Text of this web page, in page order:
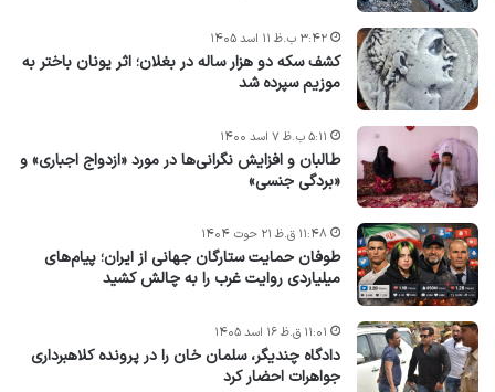
کشف سکه دو هزار ساله در بغلان؛ اثر یونان باختر به
موزیم سپرده شد
۳:۴۲ ب.ظ ۱۱ اسد ۱۴۰۵
طالبان و افزایش نگرانی‌ها در مورد «ازدواج اجباری» و
«بردگی جنسی»
۵:۱۱ ب.ظ ۷ اسد ۱۴۰۰
طوفان حمایت ستارگان جهانی از ایران؛ پیام‌های
میلیاردی روایت غرب را به چالش کشید
۱۱:۴۸ ق.ظ ۲۱ حوت ۱۴۰۴
دادگاه چندیگر، سلمان خان را در پرونده کلاهبرداری
جواهرات احضار کرد
۱۱:۰۱ ق.ظ ۱۶ اسد ۱۴۰۵